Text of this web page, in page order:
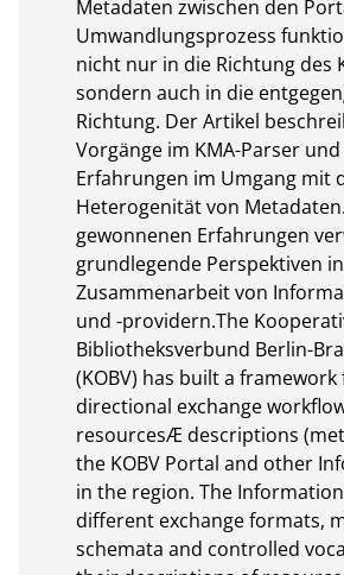
Metadaten zwischen den
Umwandlungsprozess
nicht nur in die Richtung des
sondern auch in die
Richtung. Der Artikel
Vorgänge im KMA-Parser
Erfahrungen im Umgang mit
Heterogenität von
gewonnenen Erfahrungen
grundlegende Perspektiven
Zusammenarbeit von
und -providern.The
Bibliotheksverbund Berlin-
(KOBV) has built a framework
directional exchange
resourcesÆ descriptions
the KOBV Portal and other
in the region. The
different exchange formats,
schemata and controlled